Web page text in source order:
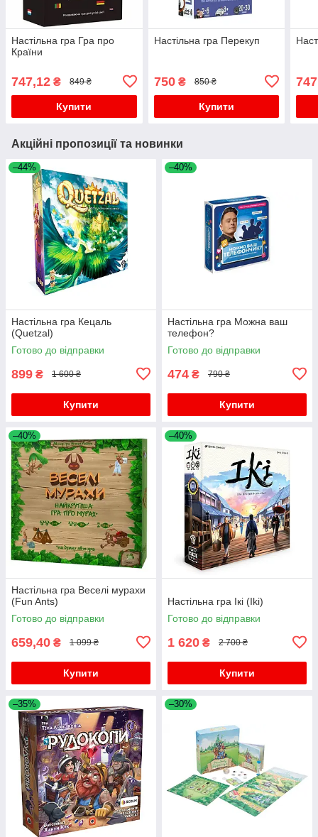
Настільна гра Гра про
Країни
747,12 ₴ 849 ₴
Купити
Настільна гра Перекуп
750₴ 850 ₴
Купити
Акційні пропозиції та новинки
–44%
Настільна гра Кецаль
(Quetzal)
Готово до відправки
899 ₴ 1 600 ₴
Купити
–40%
Настільна гра Можна ваш
телефон?
Готово до відправки
474 ₴ 790 ₴
Купити
–40%
Настільна гра Веселі мурахи
(Fun Ants)
Готово до відправки
659,40 ₴ 1 099 ₴
Купити
–40%
Настільна гра Ікі (Iki)
Готово до відправки
1 620 ₴ 2 700 ₴
Купити
–35% –30%